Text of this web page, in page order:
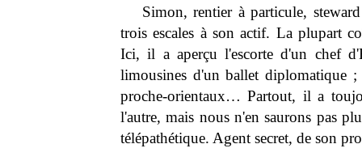
Simon, rentier à particule,
trois escales à son actif. La plupart
Ici, il a aperçu l'escorte d'un chef
limousines d'un ballet diplomatique
proche-orientaux… Partout, il a
l'autre, mais nous n'en saurons pas
télépathétique. Agent secret, de son